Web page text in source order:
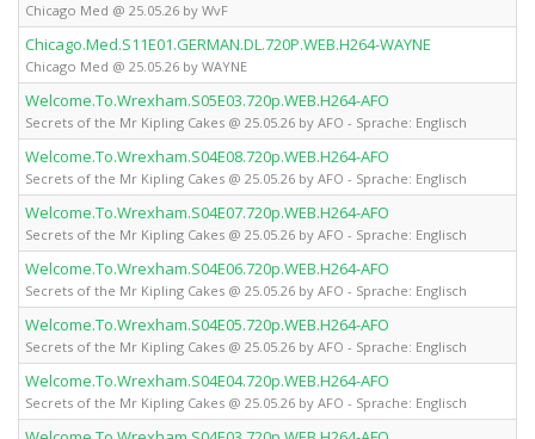
Chicago Med @ 25.05.26 by WvF
Chicago.Med.S11E01.GERMAN.DL.720P.WEB.H264-WAYNE
Chicago Med @ 25.05.26 by WAYNE
Welcome.To.Wrexham.S05E03.720p.WEB.H264-AFO
Secrets of the Mr Kipling Cakes @ 25.05.26 by AFO - Sprache: Englisch
Welcome.To.Wrexham.S04E08.720p.WEB.H264-AFO
Secrets of the Mr Kipling Cakes @ 25.05.26 by AFO - Sprache: Englisch
Welcome.To.Wrexham.S04E07.720p.WEB.H264-AFO
Secrets of the Mr Kipling Cakes @ 25.05.26 by AFO - Sprache: Englisch
Welcome.To.Wrexham.S04E06.720p.WEB.H264-AFO
Secrets of the Mr Kipling Cakes @ 25.05.26 by AFO - Sprache: Englisch
Welcome.To.Wrexham.S04E05.720p.WEB.H264-AFO
Secrets of the Mr Kipling Cakes @ 25.05.26 by AFO - Sprache: Englisch
Welcome.To.Wrexham.S04E04.720p.WEB.H264-AFO
Secrets of the Mr Kipling Cakes @ 25.05.26 by AFO - Sprache: Englisch